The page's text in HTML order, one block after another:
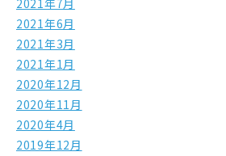
2021年7月
2021年6月
2021年3月
2021年1月
2020年12月
2020年11月
2020年4月
2019年12月